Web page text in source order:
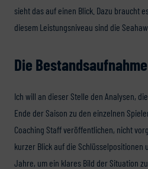
sieht das auf einen Blick. Dazu braucht
diesem Leistungsniveau sind die
Die Bestandsaufnahme
Ich will an dieser Stelle den Analysen,
Ende der Saison zu den einzelnen
Coaching Staff veröffentlichen, nicht
kurzer Blick auf die Schlüsselpositionen
Jahre, um ein klares Bild der Situation